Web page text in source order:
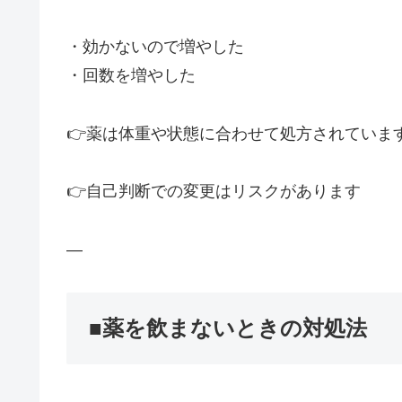
・効かないので増やした
・回数を増やした
👉薬は体重や状態に合わせて処方されていま
👉自己判断での変更はリスクがあります
—
■薬を飲まないときの対処法